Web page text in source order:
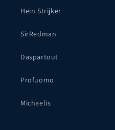
Hein Strijker
SirRedman
Daspartout
Profuomo
Michaelis